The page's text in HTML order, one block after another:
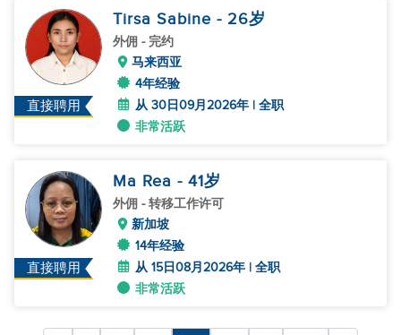
直接聘用
Tirsa Sabine - 26岁
外佣 - 完约
马来西亚
4年经验
从 30日09月2026年 | 全职
非常活跃
直接聘用
Ma Rea - 41岁
外佣 - 转移工作许可
新加坡
14年经验
从 15日08月2026年 | 全职
非常活跃